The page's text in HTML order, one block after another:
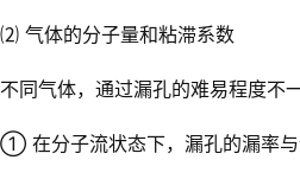
⑵ 气体的分子量和粘滞系数
不同气体，通过漏孔的难易程度不
① 在分子流状态下，漏孔的漏率与